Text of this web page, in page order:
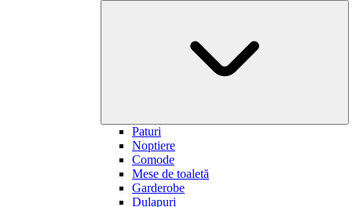
Paturi
Noptiere
Comode
Mese de toaletă
Garderobe
Dulapuri